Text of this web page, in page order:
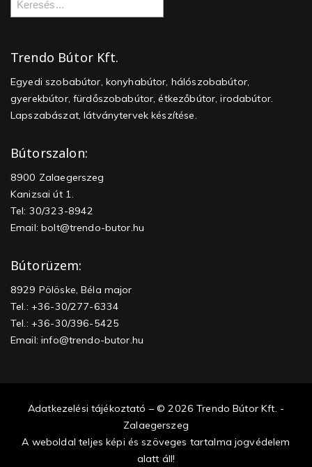
Trendo Bútor Kft.
Egyedi szobabútor, konyhabútor, hálószobabútor,
gyerekbútor, fürdőszobabútor, étkezőbútor, irodabútor.
Lapszabászat, látványtervek készítése.
Bútorszalon:
8900 Zalaegerszeg
Kanizsai út 1.
Tel: 30/323-8942
Email:bolt@trendo-butor.hu
Bútorüzem:
8929 Pölöske, Béla major
Tel.: +36-30/277-6334
Tel.: +36-30/396-5425
Email:info@trendo-butor.hu
Adatkezelési tájékoztató – © 2026 Trendo Bútor Kft. -
Zalaegerszeg
A weboldal teljes képi és szöveges tartalma jogvédelem
alatt áll!